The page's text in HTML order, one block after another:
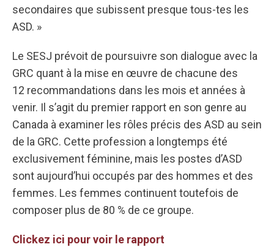
secondaires que subissent presque tous-tes les
ASD. »
Le SESJ prévoit de poursuivre son dialogue avec la
GRC quant à la mise en œuvre de chacune des
12 recommandations dans les mois et années à
venir. Il s’agit du premier rapport en son genre au
Canada à examiner les rôles précis des ASD au sein
de la GRC. Cette profession a longtemps été
exclusivement féminine, mais les postes d’ASD
sont aujourd’hui occupés par des hommes et des
femmes. Les femmes continuent toutefois de
composer plus de 80 % de ce groupe.
Clickez ici pour voir le rapport